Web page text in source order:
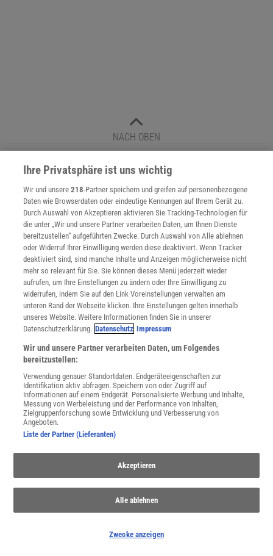
NACH OBEN
Für Sie im Spektrum-Shop und am Kiosk:
WEITERE NEUERSCHEINUNGEN SPEKTRUM SHOP
Spektrum.de-Newsletter abonnieren
Sie können unsere Newsletter jederzeit wieder abbestellen. Infos zu unserem Umgang
mit Ihren personenbezogenen Daten finden Sie in unserer
Datenschutzerklärung
Newsletter
Spektrum Shop
Ihre Privatsphäre ist uns wichtig
Wir und unsere218-Partner speichern und greifen auf personenbezogene
Daten wie Browserdaten oder eindeutige Kennungen auf Ihrem Gerät zu.
Durch Auswahl von Akzeptieren aktivieren Sie Tracking-Technologien für
die unter „Wir und unsere Partner verarbeiten Daten, um Ihnen Dienste
bereitzustellen“ aufgeführten Zwecke. Durch Auswahl von Alle ablehnen
oder Widerruf Ihrer Einwilligung werden diese deaktiviert. Wenn Tracker
deaktiviert sind, sind manche Inhalte und Anzeigen möglicherweise nicht
mehr so relevant für Sie. Sie können dieses Menü jederzeit wieder
aufrufen, um Ihre Einstellungen zu ändern oder Ihre Einwilligung zu
widerrufen, indem Sie auf den Link Voreinstellungen verwalten am
unteren Rand der Webseite klicken. Ihre Einstellungen gelten innerhalb
unseres Website. Weitere Informationen finden Sie in unserer
Datenschutzerklärung. Datenschutz Impressum
Wir und unsere Partner verarbeiten Daten, um Folgendes
bereitzustellen:
Verwendung genauer Standortdaten. Endgeräteeigenschaften zur
Identifikation aktiv abfragen. Speichern von oder Zugriff auf
Informationen auf einem Endgerät. Personalisierte Werbung und Inhalte,
Messung von Werbeleistung und der Performance von Inhalten,
Zielgruppenforschung sowie Entwicklung und Verbesserung von
Angeboten.
Liste der Partner (Lieferanten)
Akzeptieren
Alle ablehnen
Zwecke anzeigen